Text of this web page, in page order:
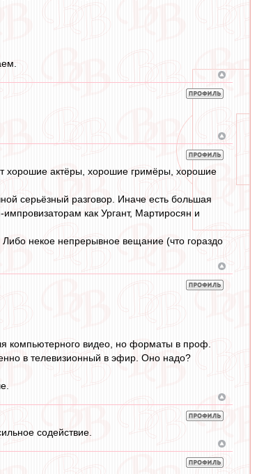
хорошие актёры, хорошие гримёры, хорошие
серьёзный разговор. Иначе есть большая
как Ургант, Мартиросян и
некое непрерывное вещание (что гораздо
компьютерного видео, но форматы в проф.
в телевизионный в эфир. Оно надо?
содействие.